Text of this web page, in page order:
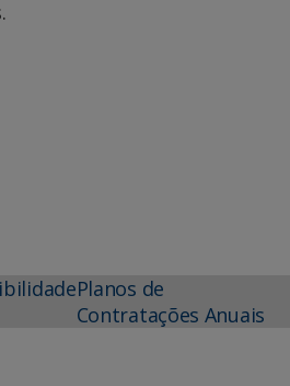
Planos de
Contratações Anuais